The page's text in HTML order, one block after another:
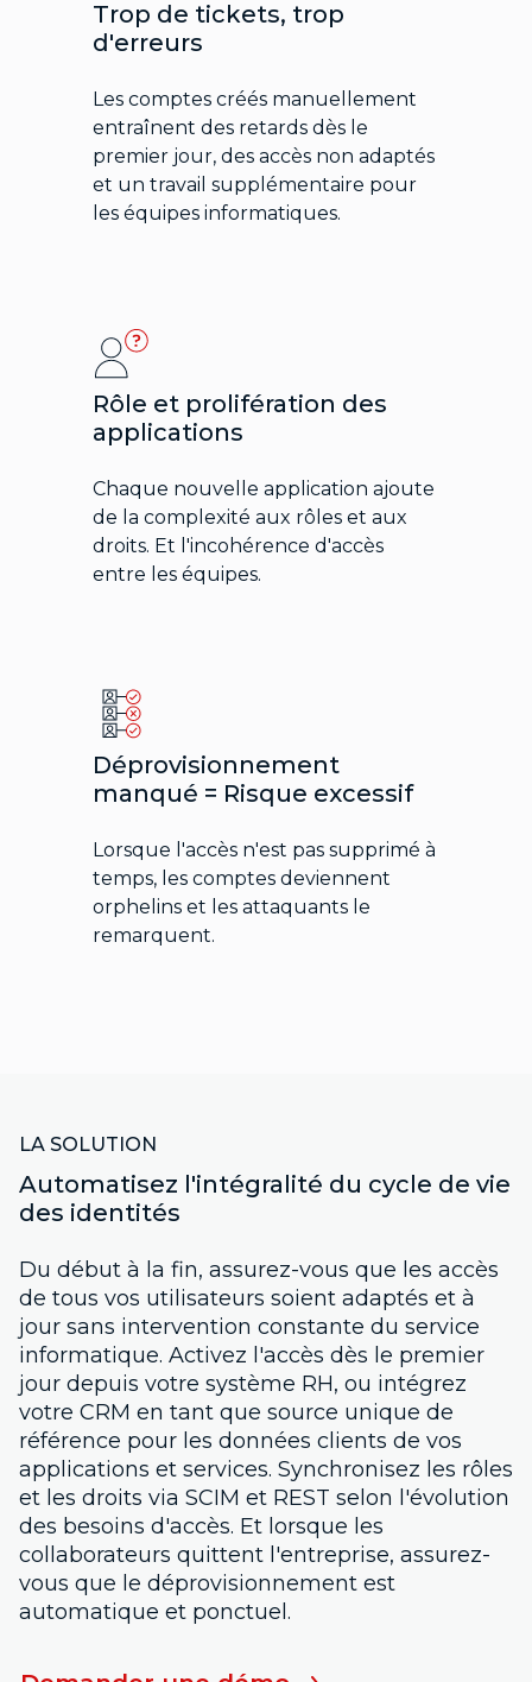
Trop de tickets, trop
d'erreurs
Les comptes créés manuellement
entraînent des retards dès le
premier jour, des accès non adaptés
et un travail supplémentaire pour
les équipes informatiques.
Rôle et prolifération des
applications
Chaque nouvelle application ajoute
de la complexité aux rôles et aux
droits. Et l'incohérence d'accès
entre les équipes.
Déprovisionnement
manqué = Risque excessif
Lorsque l'accès n'est pas supprimé à
temps, les comptes deviennent
orphelins et les attaquants le
remarquent.
LA SOLUTION
Automatisez l'intégralité du cycle de vie
des identités
Du début à la fin, assurez-vous que les accès
de tous vos utilisateurs soient adaptés et à
jour sans intervention constante du service
informatique. Activez l'accès dès le premier
jour depuis votre système RH, ou intégrez
votre CRM en tant que source unique de
référence pour les données clients de vos
applications et services. Synchronisez les rôles
et les droits via SCIM et REST selon l'évolution
des besoins d'accès. Et lorsque les
collaborateurs quittent l'entreprise, assurez-
vous que le déprovisionnement est
automatique et ponctuel.